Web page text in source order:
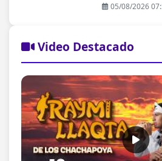
05/08/2026
Video Destacado